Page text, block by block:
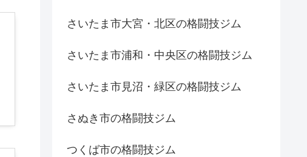
さいたま市大宮・北区の格闘技ジム
さいたま市浦和・中央区の格闘技ジム
さいたま市見沼・緑区の格闘技ジム
さぬき市の格闘技ジム
つくば市の格闘技ジム